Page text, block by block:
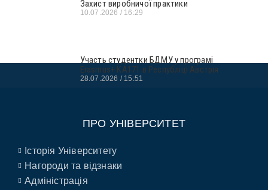
Захист виробничої практики
10.07.2026 16:29
Участь студентки БДМУ у програмі
Erasmus+ KA171 в Республіці Австрія
28.07.2026 15:51
ПРО УНІВЕРСИТЕТ
Історія Університету
Нагороди та відзнаки
Адміністрація